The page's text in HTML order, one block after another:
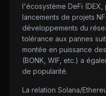
l'écosystème DeFi
lancements de projets
développements du
tolérance aux pannes
montée en puissance
(BONK, WIF, etc.) a
de popularité.
La relation Solana/